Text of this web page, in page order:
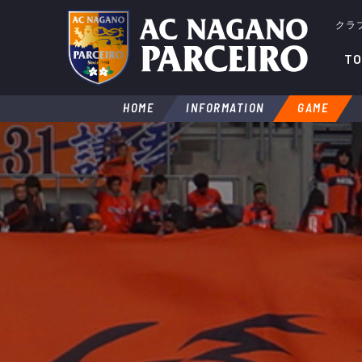
クラ
HOME INFORMATION GAME